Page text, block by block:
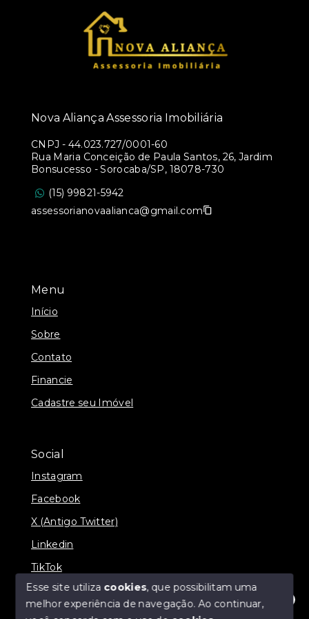
Olá! Estamos disponíveis para te ajudar.
Menu
Início
Sobre
Contato
Financie
Cadastre seu Imóvel
Social
Instagram
Facebook
X (Antigo Twitter)
Linkedin
TikTok
Nova Aliança Assessoria Imobiliária
CNPJ - 44.023.727/0001-60
Rua Maria Conceição de Paula Santos, 26, Jardim
Bonsucesso - Sorocaba/SP, 18078-730
(15) 99821-5942
assessorianovaalianca@gmail.com
Esse site utiliza cookies, que possibilitam uma
melhor experiência de navegação.Ao continuar,